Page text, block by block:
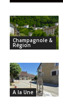
Champagnole &
Région
A la Une